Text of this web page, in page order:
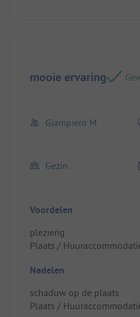
mooie ervaring
Giampiero M
Gezin
Voordelen
plezierig
Plaats /
Nadelen
schaduw op de plaats
Plaats /